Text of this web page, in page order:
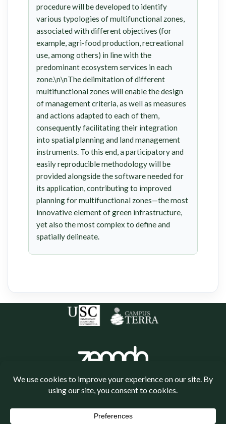
procedure will be developed to identify
various typologies of multifunctional zones,
associated with different objectives (for
example, agri-food production, recreational
use, among others) in line with the
predominant ecosystem services in each
zone.\n\nThe delimitation of different
multifunctional zones will enable the design
of management criteria, as well as measures
and actions adapted to each of them,
consequently facilitating their integration
into spatial planning and land management
instruments. To this end, a participatory and
easily reproducible methodology will be
provided alongside the software needed for
its application, contributing to improved
planning for multifunctional zones—the most
innovative element of green infrastructure,
yet also the most complex to define and
spatially delineate.
Política de privacidade